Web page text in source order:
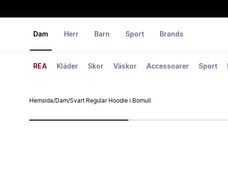
Dam
REA Kläder Skor Väskor Accessoarer Sport
Herr Barn Sport Brands
Hemsida/Dam/Svart Regular Hoodie i Bomull